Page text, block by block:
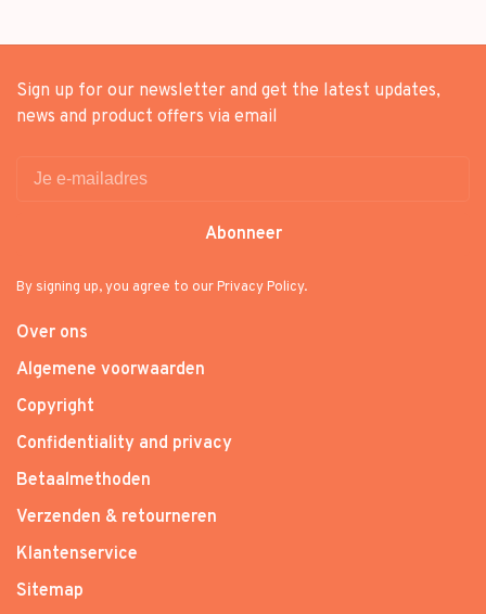
Sign up for our newsletter and get the latest updates,
news and product offers via email
Abonneer
By signing up, you agree to our Privacy Policy.
Over ons
Algemene voorwaarden
Copyright
Confidentiality and privacy
Betaalmethoden
Verzenden & retourneren
Klantenservice
Sitemap